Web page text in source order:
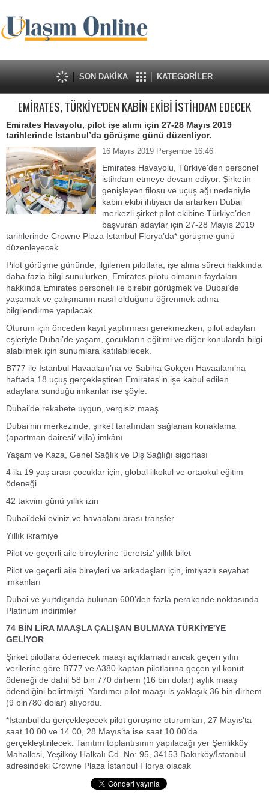
SON DAKİKA KATEGORİLER
EMİRATES, TÜRKİYE'DEN KABİN EKİBİ İSTİHDAM EDECEK
Emirates Havayolu, pilot işe alımı için 27-28 Mayıs 2019
tarihlerinde İstanbul’da görüşme günü düzenliyor.
16 Mayıs 2019 Perşembe 16:46
Emirates Havayolu, Türkiye'den personel
istihdam etmeye devam ediyor. Şirketin
genişleyen filosu ve uçuş ağı nedeniyle
kabin ekibi ihtiyacı da artarken Dubai
merkezli şirket pilot ekibine Türkiye’den
başvuran adaylar için 27-28 Mayıs 2019
tarihlerinde Crowne Plaza İstanbul Florya’da* görüşme günü
düzenleyecek.
Pilot görüşme gününde, ilgilenen pilotlara, işe alma süreci hakkında
daha fazla bilgi sunulurken, Emirates pilotu olmanın faydaları
hakkında Emirates personeli ile birebir görüşmek ve Dubai’de
yaşamak ve çalışmanın nasıl olduğunu öğrenmek adına
bilgilendirme yapılacak.
Oturum için önceden kayıt yaptırması gerekmezken, pilot adayları
eşleriyle Dubai’de yaşam, çocukların eğitimi ve diğer konularda bilgi
alabilmek için sunumlara katılabilecek.
B777 ile İstanbul Havaalanı’na ve Sabiha Gökçen Havaalanı’na
haftada 18 uçuş gerçekleştiren Emirates'in işe kabul edilen
adaylara sunduğu imkanlar ise şöyle:
Dubai’de rekabete uygun, vergisiz maaş
Dubai’nin merkezinde, şirket tarafından sağlanan konaklama
(apartman dairesi/ villa) imkânı
Yaşam ve Kaza, Genel Sağlık ve Diş Sağlığı sigortası
4 ila 19 yaş arası çocuklar için, global ilkokul ve ortaokul eğitim
ödeneği
42 takvim günü yıllık izin
Dubai’deki eviniz ve havaalanı arası transfer
Yıllık ikramiye
Pilot ve geçerli aile bireylerine ‘ücretsiz’ yıllık bilet
Pilot ve geçerli aile bireyleri ve arkadaşları için, imtiyazlı seyahat
imkanları
Dubai ve yurtdışında bulunan 600’den fazla perakende noktasında
Platinum indirimler
74 BİN LİRA MAAŞLA ÇALIŞAN BULMAYA TÜRKİYE'YE
GELİYOR
Şirket pilotlara ödenecek maaşı açıklamadı ancak geçen yılın
verilerine göre B777 ve A380 kaptan pilotlarına geçen yıl konut
ödeneği de dahil 58 bin 770 dirhem (16 bin dolar) aylık maaş
ödendiğini belirtmişti. Yardımcı pilot maaşı is yaklaşık 36 bin dirhem
(9 bin780 dolar) alıyordu.
*İstanbul’da gerçekleşecek pilot görüşme oturumları, 27 Mayıs’ta
saat 10.00 ve 14.00, 28 Mayıs’ta ise saat 10.00’da
gerçekleştirilecek. Tanıtım toplantısının yapılacağı yer Şenlikköy
Mahallesi, Yeşilköy Halkalı Cd. No: 95, 34153 Bakırköy/İstanbul
adresindeki Crowne Plaza İstanbul Florya olacak